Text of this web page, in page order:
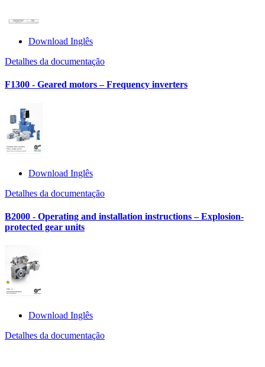
Download Inglês
Detalhes da documentação
F1300 - Geared motors – Frequency inverters
Download Inglês
Detalhes da documentação
B2000 - Operating and installation instructions – Explosion-
protected gear units
Download Inglês
Detalhes da documentação